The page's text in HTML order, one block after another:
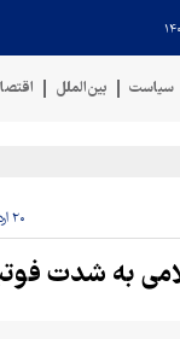
سیاست بین‌الملل
۲۰ اردیبهشت ۱۴۰۵ - ۱۱:۲۴
به شدت